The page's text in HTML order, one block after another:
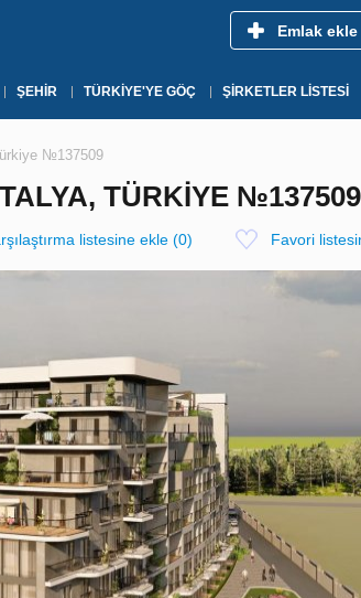
Emlak ekle
ŞEHIR TÜRKIYE'YE GÖÇ ŞIRKETLER LISTESI
№137509
TÜRKIYE №137509
listesine ekle (0) Favori